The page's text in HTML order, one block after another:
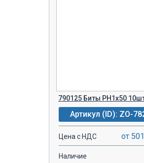
790125 Биты PH1х50
Артикул (ID): ZO-
Цена с НДС от
Наличие